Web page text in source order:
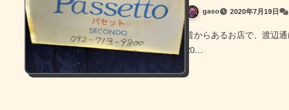
gaso 2020年7月19日
昔からあるお店で、渡辺通にあったイタリア料理パセット。
20…